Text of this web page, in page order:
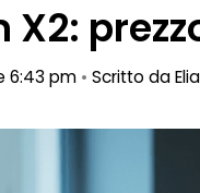
6:43 pm • Scritto da